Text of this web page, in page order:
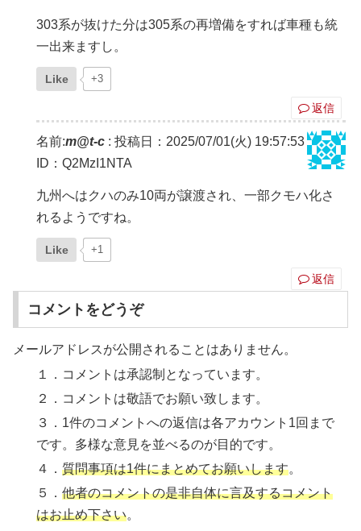
303系が抜けた分は305系の再増備をすれば車種も統
一出来ますし。
Like +3
返信
名前:m@t-c : 投稿日：2025/07/01(火) 19:57:53
ID：Q2MzI1NTA
九州へはクハのみ10両が譲渡され、一部クモハ化さ
れるようですね。
Like +1
返信
コメントをどうぞ
メールアドレスが公開されることはありません。
１．コメントは承認制となっています。
２．コメントは敬語でお願い致します。
３．1件のコメントへの返信は各アカウント1回まで
です。多様な意見を並べるのが目的です。
４．質問事項は1件にまとめてお願いします。
５．他者のコメントの是非自体に言及するコメント
はお止め下さい。